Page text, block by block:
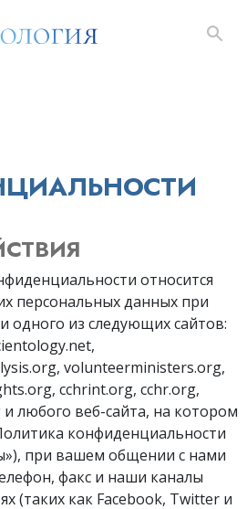
относится
персональных данных при
одного из следующих сайтов:
volunteerministers.org,
cchrint.org, cchr.org,
любого веб-сайта, на котором
конфиденциальности
при вашем общении с нами
факс и наши каналы
(таких как Facebook, Twitter и